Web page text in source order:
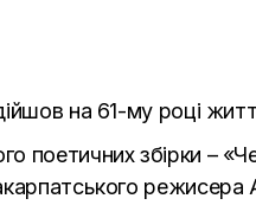
на 61-му році
поетичних збірки –
режисера